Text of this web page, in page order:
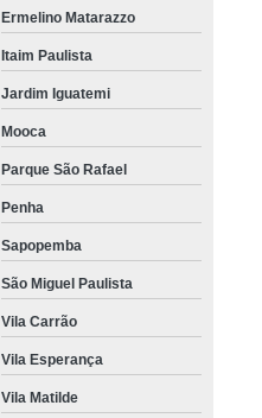
Ermelino Matarazzo
Itaim Paulista
Jardim Iguatemi
Mooca
Parque São Rafael
Penha
Sapopemba
São Miguel Paulista
Vila Carrão
Vila Esperança
Vila Matilde